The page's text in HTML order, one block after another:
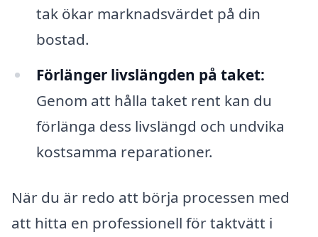
tak ökar marknadsvärdet på din
bostad.
Förlänger livslängden på taket:
Genom att hålla taket rent kan du
förlänga dess livslängd och undvika
kostsamma reparationer.
När du är redo att börja processen med
att hitta en professionell för taktvätt i